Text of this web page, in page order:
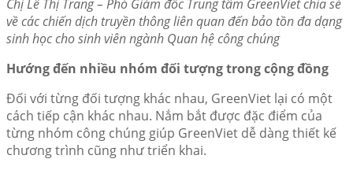
Chị Lê Thị Trang – Phó Giám đốc Trung tâm GreenViet chia sẻ
về các chiến dịch truyền thông liên quan đến bảo tồn đa dạng
sinh học cho sinh viên ngành Quan hệ công chúng
Hướng đến nhiều nhóm đối tượng trong cộng đồng
Đối với từng đối tượng khác nhau, GreenViet lại có một
cách tiếp cận khác nhau. Nắm bắt được đặc điểm của
từng nhóm công chúng giúp GreenViet dễ dàng thiết kế
chương trình cũng như triển khai.